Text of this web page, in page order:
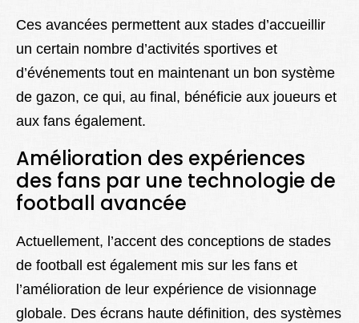
Ces avancées permettent aux stades d’accueillir
un certain nombre d’activités sportives et
d’événements tout en maintenant un bon système
de gazon, ce qui, au final, bénéficie aux joueurs et
aux fans également.
Amélioration des expériences
des fans par une technologie de
football avancée
Actuellement, l’accent des conceptions de stades
de football est également mis sur les fans et
l’amélioration de leur expérience de visionnage
globale. Des écrans haute définition, des systèmes